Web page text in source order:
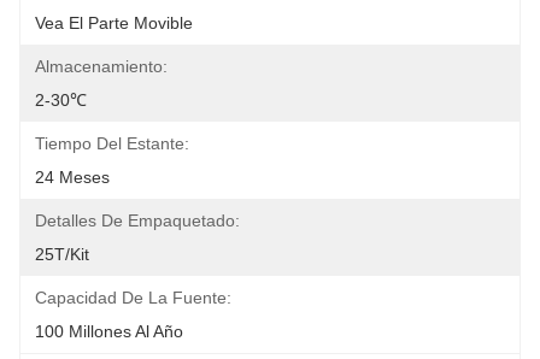
Vea El Parte Movible
Almacenamiento:
2-30℃
Tiempo Del Estante:
24 Meses
Detalles De Empaquetado:
25T/Kit
Capacidad De La Fuente:
100 Millones Al Año